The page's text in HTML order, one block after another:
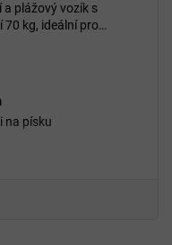
plážový vozík s
kg, ideální pro
na písku